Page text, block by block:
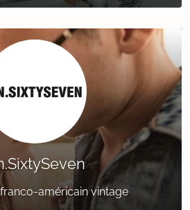
américain vintage